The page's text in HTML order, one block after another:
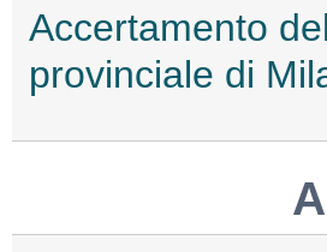
Accertamento
provinciale di